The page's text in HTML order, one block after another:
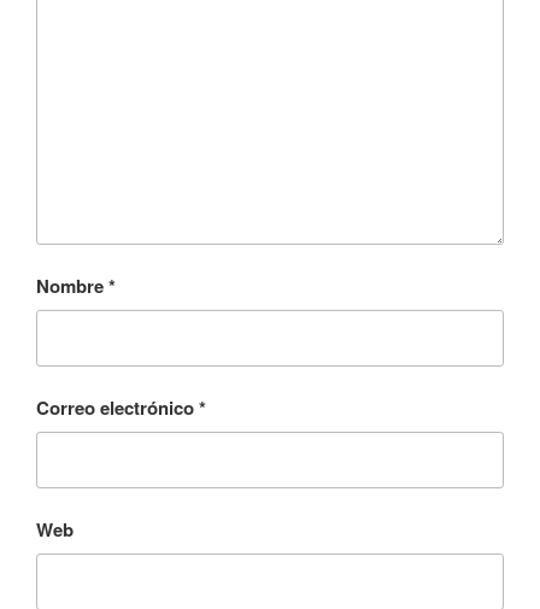
Nombre*
Correo electrónico*
Web